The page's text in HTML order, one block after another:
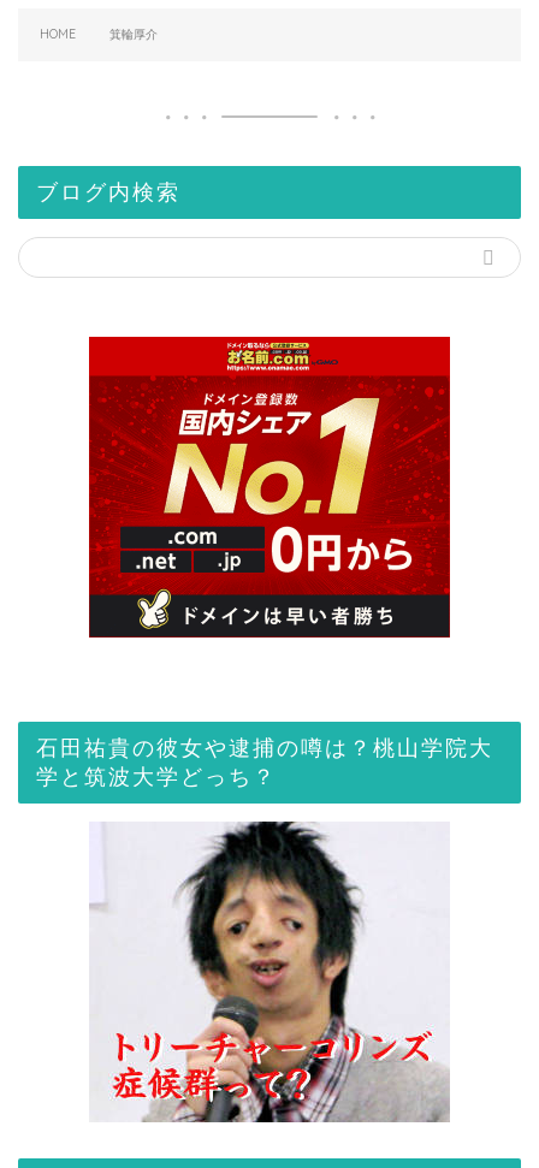
HOME 箕輪厚介
ブログ内検索
石田祐貴の彼女や逮捕の噂は？桃山学院大
学と筑波大学どっち？